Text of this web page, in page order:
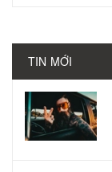
TIN MỚI